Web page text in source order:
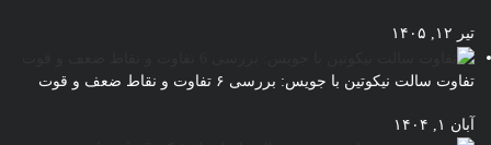
تیر ۱۲, ۱۴۰۵
تفاوت سالت نیکوتین با جویس: بررسی ۶ تفاوت و نقاط ضعف و قوت
آبان ۱, ۱۴۰۴